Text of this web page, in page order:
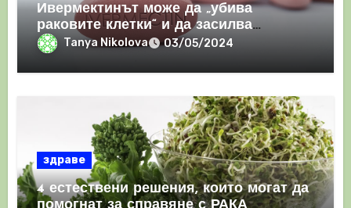
Ивермектинът може да „убива
раковите клетки“ и да засилва
имунния отговор
Tanya Nikolova 03/05/2024
здраве
4 естествени решения, които могат да
помогнат за справяне с РАКА